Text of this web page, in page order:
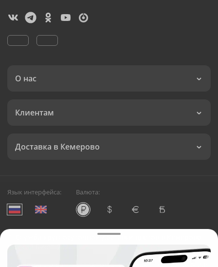
О нас
Клиентам
Доставка в Кемерово
Язык интерфейса: Валюта:
Служба круглосуточной доставки цветов в Кемерово
Русский Букет, 2026
Общество с ограниченной ответственностью «Технология»